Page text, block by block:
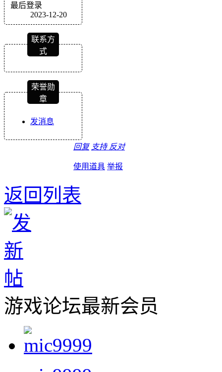
最后登录
2023-12-20
联系方
式
荣誉勋
章
发消息
回复 支持 反对
使用道具 举报
返回列表
游戏论坛最新会员